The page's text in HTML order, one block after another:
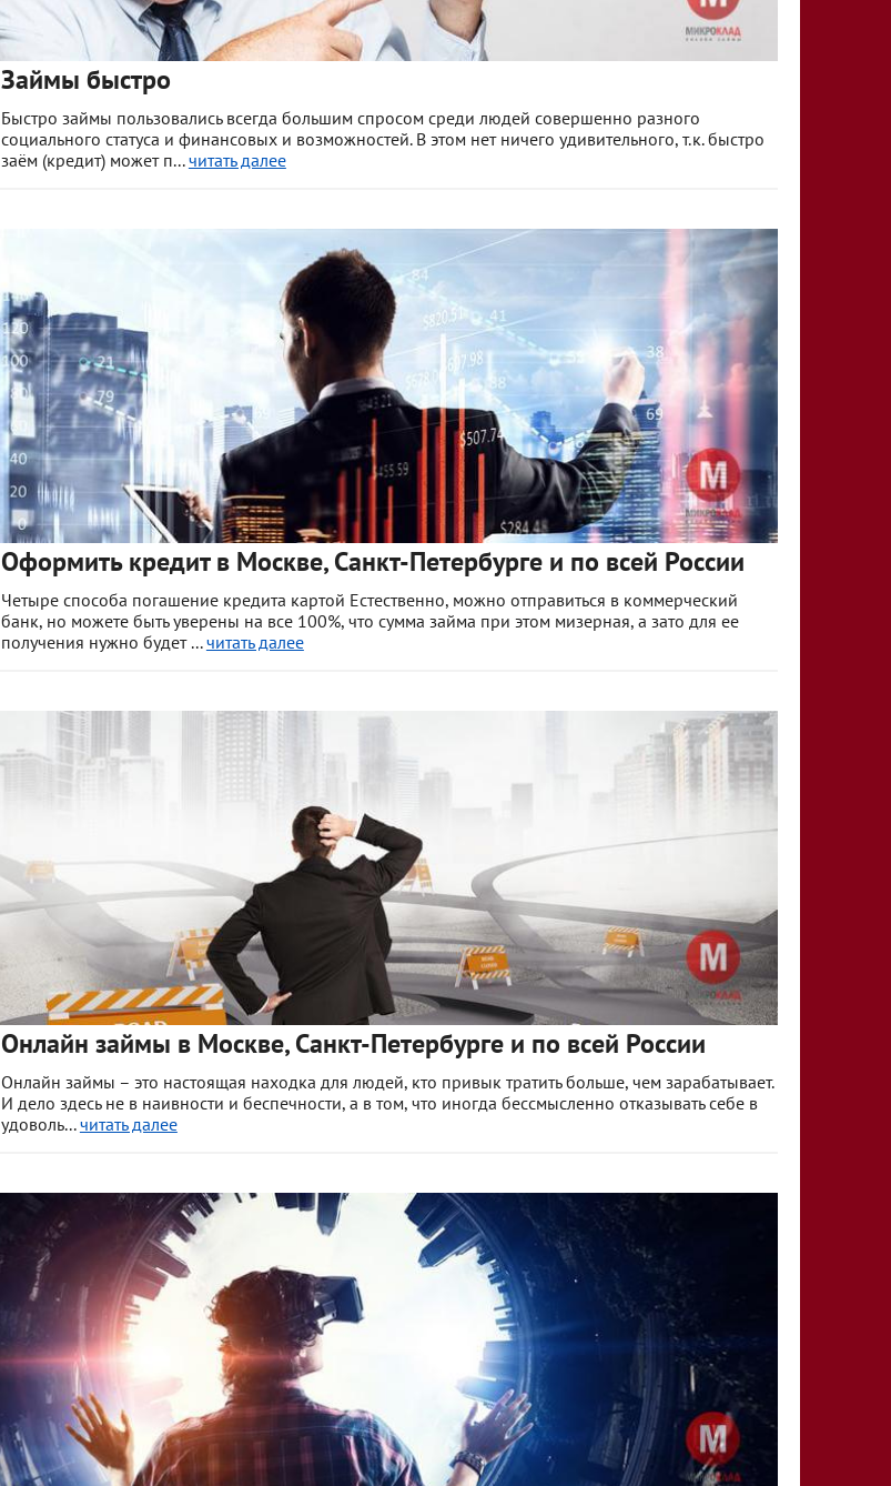
Займы быстро
Быстро займы пользовались всегда большим спросом среди людей совершенно разного
социального статуса и финансовых и возможностей. В этом нет ничего удивительного, т.к. быстро
заём (кредит) может п...читать далее
Оформить кредит в Москве, Санкт-Петербурге и по всей России
Четыре способа погашение кредита картой Естественно, можно отправиться в коммерческий
банк, но можете быть уверены на все 100%, что сумма займа при этом мизерная, а зато для ее
получения нужно будет ...читать далее
Онлайн займы в Москве, Санкт-Петербурге и по всей России
Онлайн займы – это настоящая находка для людей, кто привык тратить больше, чем зарабатывает.
И дело здесь не в наивности и беспечности, а в том, что иногда бессмысленно отказывать себе в
удоволь...читать далее